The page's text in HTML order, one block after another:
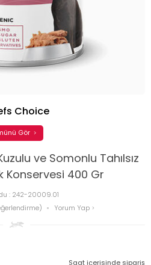
ve Somonlu Tahılsız
Konservesi 400 Gr
: 242-20009.01
Yorum Yap
Choice
Gör
Saat içerisinde sipariş